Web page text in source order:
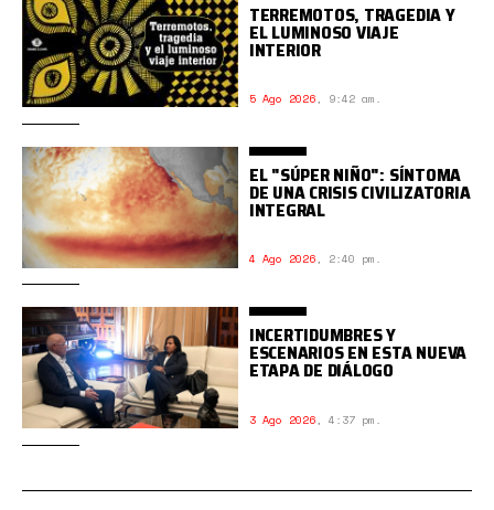
TERREMOTOS, TRAGEDIA Y
EL LUMINOSO VIAJE
INTERIOR
5 Ago 2026, 9:42 am.
EL "SÚPER NIÑO": SÍNTOMA
DE UNA CRISIS CIVILIZATORIA
INTEGRAL
4 Ago 2026, 2:40 pm.
INCERTIDUMBRES Y
ESCENARIOS EN ESTA NUEVA
ETAPA DE DIÁLOGO
3 Ago 2026, 4:37 pm.